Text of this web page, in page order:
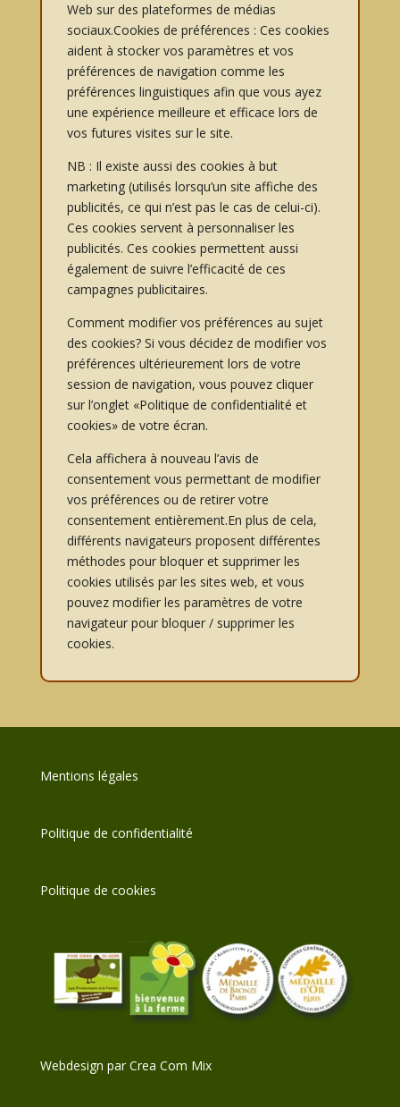
Web sur des plateformes de médias
sociaux.Cookies de préférences : Ces cookies
aident à stocker vos paramètres et vos
préférences de navigation comme les
préférences linguistiques afin que vous ayez
une expérience meilleure et efficace lors de
vos futures visites sur le site.
NB : Il existe aussi des cookies à but
marketing (utilisés lorsqu’un site affiche des
publicités, ce qui n’est pas le cas de celui-ci).
Ces cookies servent à personnaliser les
publicités. Ces cookies permettent aussi
également de suivre l’efficacité de ces
campagnes publicitaires.
Comment modifier vos préférences au sujet
des cookies? Si vous décidez de modifier vos
préférences ultérieurement lors de votre
session de navigation, vous pouvez cliquer
sur l’onglet «Politique de confidentialité et
cookies» de votre écran.
Cela affichera à nouveau l’avis de
consentement vous permettant de modifier
vos préférences ou de retirer votre
consentement entièrement.En plus de cela,
différents navigateurs proposent différentes
méthodes pour bloquer et supprimer les
cookies utilisés par les sites web, et vous
pouvez modifier les paramètres de votre
navigateur pour bloquer / supprimer les
cookies.
Mentions légales
Politique de confidentialité
Politique de cookies
Webdesign parCrea Com Mix